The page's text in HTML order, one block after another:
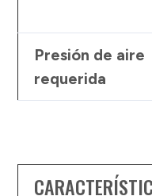
Presión de aire
requerida